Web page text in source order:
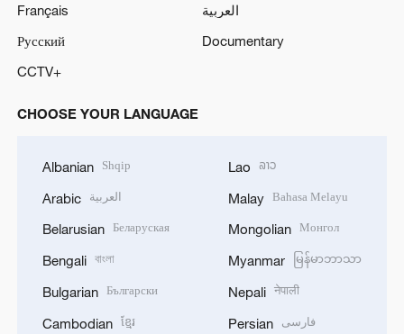
Français
العربية
Русский
Documentary
CCTV+
CHOOSE YOUR LANGUAGE
Albanian Shqip
Arabic العربية
Belarusian Беларуская
Bengali বাংলা
Bulgarian Български
Cambodian ខ្មែរ
Lao ລາວ
Malay Bahasa Melayu
Mongolian Монгол
Myanmar မြန်မာဘာသာ
Nepali नेपाली
Persian فارسی